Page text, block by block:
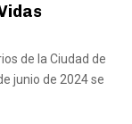
de la Ciudad de
junio de 2024 se